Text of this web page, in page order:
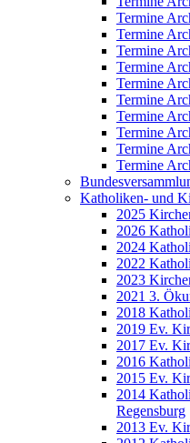
Termine
Termine
Termine
Termine
Termine
Termine
Termine
Termine
Termine
Termine
Katholiken- und
2025
2026
2024
2022
2023
2021 3.
2018
2019 Ev.
2017 Ev.
2016
2015 Ev.
2014
Regensburg
2013 Ev.